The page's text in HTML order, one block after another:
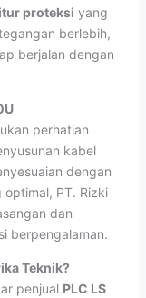
proteksi yang
berlebih,
berjalan dengan
perhatian
kabel
dengan
PT. Rizki
dan
berpengalaman.
Teknik?
penjual PLC LS